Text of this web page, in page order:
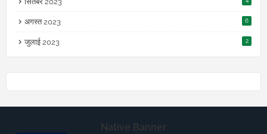
अगस्त 2023 6
जुलाई 2023 2
Native Banner